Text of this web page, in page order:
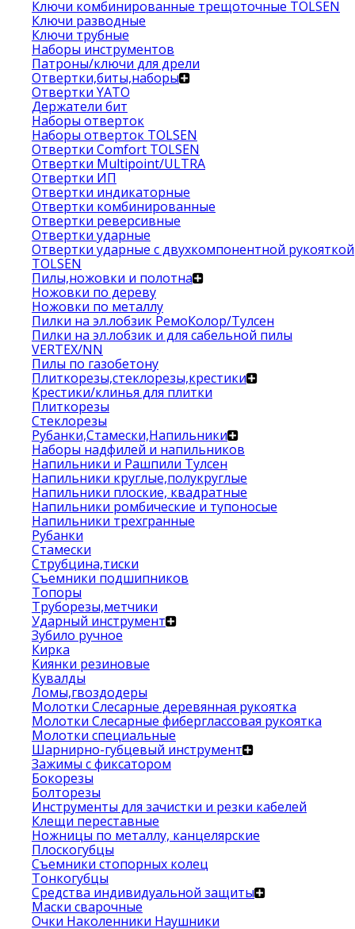
Ключи комбинированные трещоточные TOLSEN
Ключи разводные
Ключи трубные
Наборы инструментов
Патроны/ключи для дрели
Отвертки,биты,наборы
Отвертки YATO
Держатели бит
Наборы отверток
Наборы отверток TOLSEN
Отвертки Comfort TOLSEN
Отвертки Multipoint/ULTRA
Отвертки ИП
Отвертки индикаторные
Отвертки комбинированные
Отвертки реверсивные
Отвертки ударные
Отвертки ударные с двухкомпонентной рукояткой
TOLSEN
Пилы,ножовки и полотна
Ножовки по дереву
Ножовки по металлу
Пилки на эл.лобзик РемоКолор/Тулсен
Пилки на эл.лобзик и для сабельной пилы
VERTEX/NN
Пилы по газобетону
Плиткорезы,стеклорезы,крестики
Крестики/клинья для плитки
Плиткорезы
Стеклорезы
Рубанки,Стамески,Напильники
Наборы надфилей и напильников
Напильники и Рашпили Тулсен
Напильники круглые,полукруглые
Напильники плоские, квадратные
Напильники ромбические и тупоносые
Напильники трехгранные
Рубанки
Стамески
Струбцина,тиски
Съемники подшипников
Топоры
Труборезы,метчики
Ударный инструмент
Зубило ручное
Кирка
Киянки резиновые
Кувалды
Ломы,гвоздодеры
Молотки Слесарные деревянная рукоятка
Молотки Слесарные фиберглассовая рукоятка
Молотки специальные
Шарнирно-губцевый инструмент
Зажимы с фиксатором
Бокорезы
Болторезы
Инструменты для зачистки и резки кабелей
Клещи переставные
Ножницы по металлу, канцелярские
Плоскогубцы
Съемники стопорных колец
Тонкогубцы
Средства индивидуальной защиты
Маски сварочные
Очки Наколенники Наушники